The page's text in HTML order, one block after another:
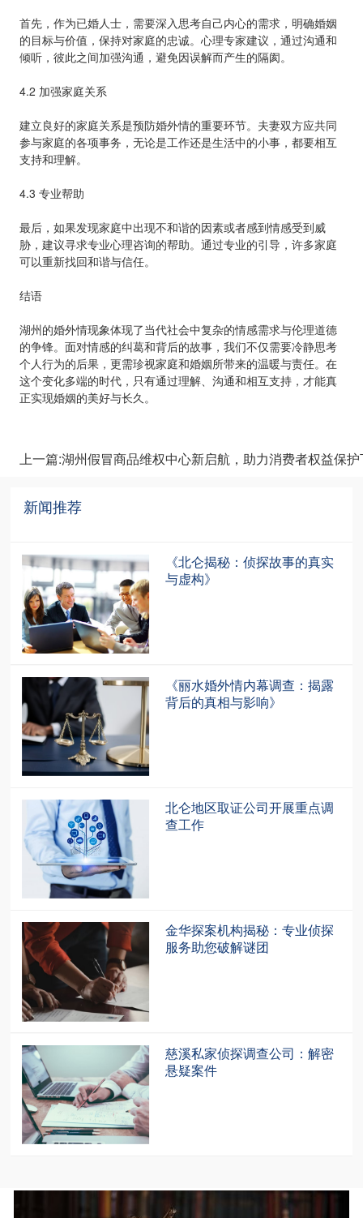
首先，作为已婚人士，需要深入思考自己内心的需求，明确婚姻
的目标与价值，保持对家庭的忠诚。心理专家建议，通过沟通和
倾听，彼此之间加强沟通，避免因误解而产生的隔阂。
4.2 加强家庭关系
建立良好的家庭关系是预防婚外情的重要环节。夫妻双方应共同
参与家庭的各项事务，无论是工作还是生活中的小事，都要相互
支持和理解。
4.3 专业帮助
最后，如果发现家庭中出现不和谐的因素或者感到情感受到威
胁，建议寻求专业心理咨询的帮助。通过专业的引导，许多家庭
可以重新找回和谐与信任。
结语
湖州的婚外情现象体现了当代社会中复杂的情感需求与伦理道德
的争锋。面对情感的纠葛和背后的故事，我们不仅需要冷静思考
个人行为的后果，更需珍视家庭和婚姻所带来的温暖与责任。在
这个变化多端的时代，只有通过理解、沟通和相互支持，才能真
正实现婚姻的美好与长久。
上一篇:湖州假冒商品维权中心新启航，助力消费者权益保护
新闻推荐
《北仑揭秘：侦探故事的真实
与虚构》
《丽水婚外情内幕调查：揭露
背后的真相与影响》
北仑地区取证公司开展重点调
查工作
金华探案机构揭秘：专业侦探
服务助您破解谜团
慈溪私家侦探调查公司：解密
悬疑案件